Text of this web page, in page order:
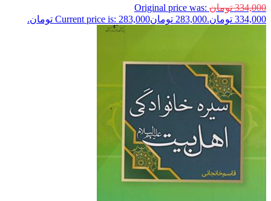
334,000 تومان Original price was:
334,000 تومان.
283,000 تومانCurrent price is: 283,000 تومان.